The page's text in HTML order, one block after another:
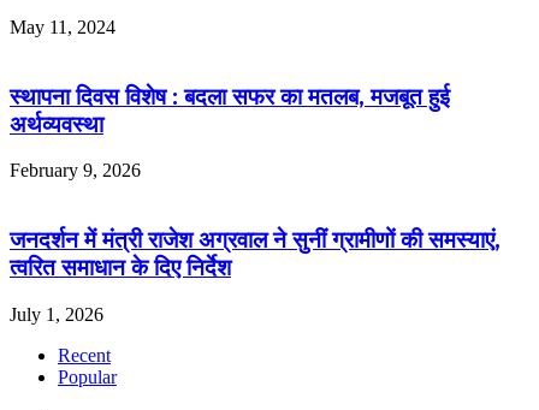
May 11, 2024
स्थापना दिवस विशेष : बदला सफर का मतलब, मजबूत हुई
अर्थव्यवस्था
February 9, 2026
जनदर्शन में मंत्री राजेश अग्रवाल ने सुनीं ग्रामीणों की समस्याएं,
त्वरित समाधान के दिए निर्देश
July 1, 2026
Recent
Popular